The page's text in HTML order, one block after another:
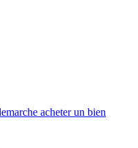
acheter un bien